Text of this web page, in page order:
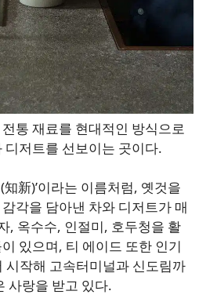
통 재료를 현대적인 방식으로
디저트를 선보이는 곳이다.
(知新)’이라는 이름처럼, 옛것을
각을 담아낸 차와 디저트가 매
, 옥수수, 인절미, 호두청을 활
있으며, 티 에이드 또한 인기
시작해 고속터미널과 신도림까
사랑을 받고 있다.